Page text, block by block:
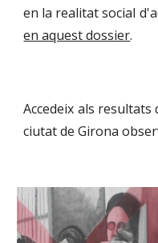
en la realitat social
en aquest dossier.
Accedeix als
ciutat de Girona